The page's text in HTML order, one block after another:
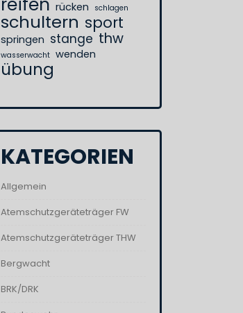
rücken schlagen
schultern sport
springen stange thw
wasserwacht wenden
übung
KATEGORIEN
Allgemein
Atemschutzgeräteträger FW
Atemschutzgeräteträger THW
Bergwacht
BRK/DRK